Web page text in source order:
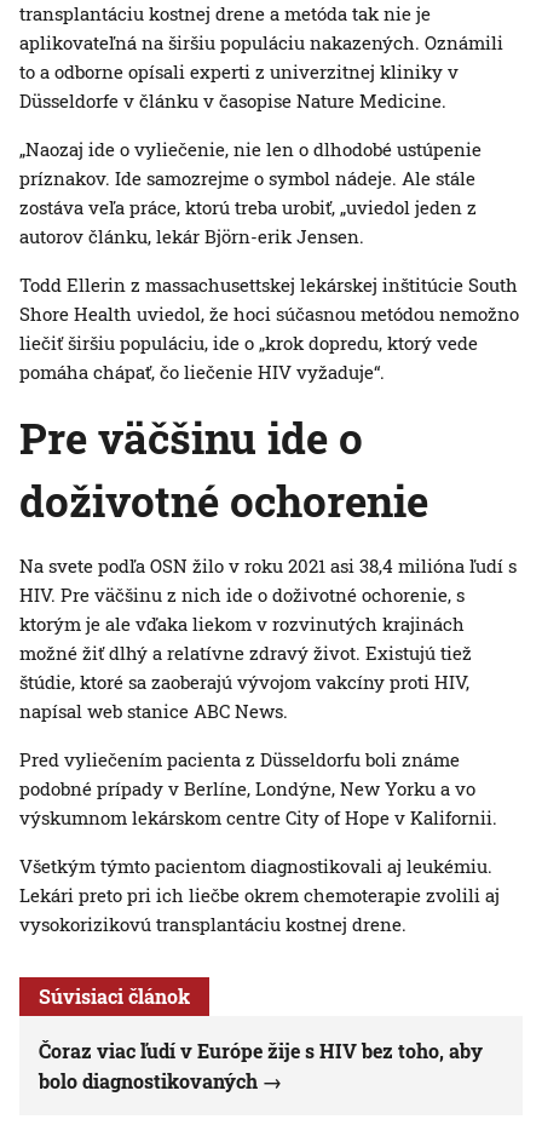
transplantáciu kostnej drene a metóda tak nie je
aplikovateľná na širšiu populáciu nakazených. Oznámili
to a odborne opísali experti z univerzitnej kliniky v
Düsseldorfe v článku v časopise Nature Medicine.
„Naozaj ide o vyliečenie, nie len o dlhodobé ustúpenie
príznakov. Ide samozrejme o symbol nádeje. Ale stále
zostáva veľa práce, ktorú treba urobiť, „uviedol jeden z
autorov článku, lekár Björn-erik Jensen.
Todd Ellerin z massachusettskej lekárskej inštitúcie South
Shore Health uviedol, že hoci súčasnou metódou nemožno
liečiť širšiu populáciu, ide o „krok dopredu, ktorý vede
pomáha chápať, čo liečenie HIV vyžaduje“.
Pre väčšinu ide o
doživotné ochorenie
Na svete podľa OSN žilo v roku 2021 asi 38,4 milióna ľudí s
HIV. Pre väčšinu z nich ide o doživotné ochorenie, s
ktorým je ale vďaka liekom v rozvinutých krajinách
možné žiť dlhý a relatívne zdravý život. Existujú tiež
štúdie, ktoré sa zaoberajú vývojom vakcíny proti HIV,
napísal web stanice ABC News.
Pred vyliečením pacienta z Düsseldorfu boli známe
podobné prípady v Berlíne, Londýne, New Yorku a vo
výskumnom lekárskom centre City of Hope v Kalifornii.
Všetkým týmto pacientom diagnostikovali aj leukémiu.
Lekári preto pri ich liečbe okrem chemoterapie zvolili aj
vysokorizikovú transplantáciu kostnej drene.
Súvisiaci článok
Čoraz viac ľudí v Európe žije s HIV bez toho, aby
bolo diagnostikovaných